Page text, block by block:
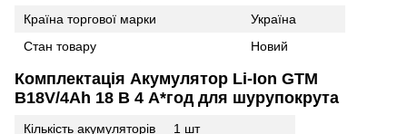
Країна торгової марки
Україна
Стан товару
Новий
Комплектація Акумулятор Li-Ion GTM
B18V/4Аh 18 В 4 А*год для шурупокрута
Кількість акумуляторів
1 шт